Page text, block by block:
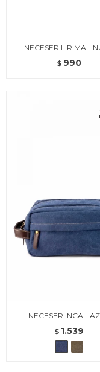
NECESER LIRIMA -
$ 990
NECESER INCA -
$ 1.539